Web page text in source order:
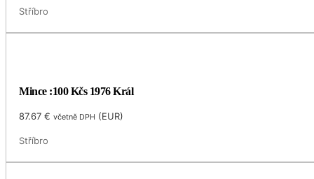
Stříbro
Mince :100 Kčs 1976 Král
87.67€ včetně DPH (EUR)
Stříbro